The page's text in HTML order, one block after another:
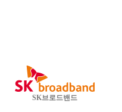
SK브로드밴드